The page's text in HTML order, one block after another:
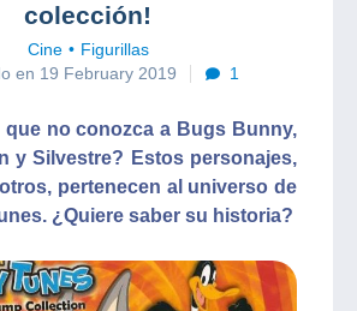
colección!
Cine
Figurillas
en 19 February 2019
1
que no conozca a Bugs Bunny,
y Silvestre? Estos personajes,
pertenecen al universo de
¿Quiere saber su historia?